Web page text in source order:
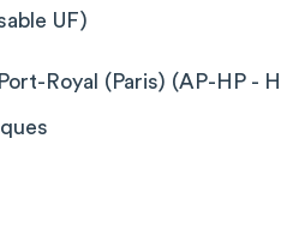
UF)
Royal (Paris) (AP-HP -